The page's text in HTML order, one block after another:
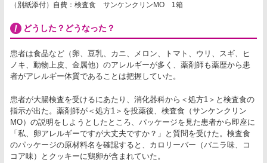
（別紙添付）自費：検査食 サンケンクリンMO 1箱
どうした？どうなった？
患者は食品など（卵、豆乳、カニ、メロン、トマト、ウリ、スギ、ヒ
ノキ、動物上皮、金属他）のアレルギーが多く、薬剤師も薬歴から患
者がアレルギー体質であることは把握していた。
患者が大腸検査を受けるにあたり、消化器科から＜処方1＞と検査食の
指示が出た。薬剤師が＜処方1＞を投薬後、検査食（サンケンクリン
MO）の説明をしようとしたところ、パッケージを見た患者から即座に
「私、卵アレルギーですが大丈夫ですか？」と質問を受けた。検査食
のパッケージの原材料名を確認すると、カロリーバー（バニラ味、コ
コア味）とクッキーに鶏卵が含まれていた。